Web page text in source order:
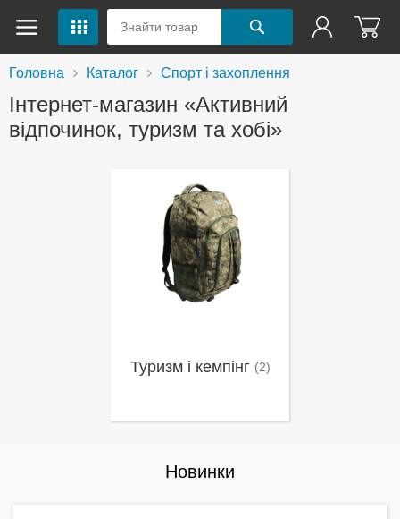
Головна Каталог Спорт і захоплення
Інтернет-магазин «Активний
відпочинок, туризм та хобі»
Туризм і кемпінг (2)
Новинки